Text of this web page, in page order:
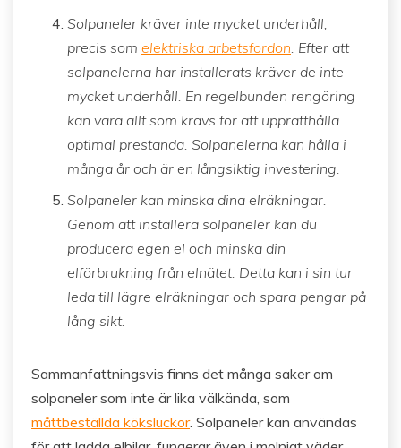
Solpaneler kräver inte mycket underhåll,
precis som elektriska arbetsfordon . Efter att
solpanelerna har installerats kräver de inte
mycket underhåll. En regelbunden rengöring
kan vara allt som krävs för att upprätthålla
optimal prestanda. Solpanelerna kan hålla i
många år och är en långsiktig investering.
Solpaneler kan minska dina elräkningar.
Genom att installera solpaneler kan du
producera egen el och minska din
elförbrukning från elnätet. Detta kan i sin tur
leda till lägre elräkningar och spara pengar på
lång sikt.
Sammanfattningsvis finns det många saker om
solpaneler som inte är lika välkända, som
måttbeställda köksluckor. Solpaneler kan användas